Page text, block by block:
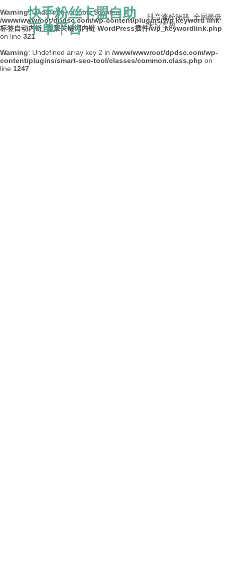
Warning: Undefined variable $content in
/www/wwwroot/dpdsc.com/wp-content/plugins/Wp keyword link
标签自动内链_文章关键词内链 WordPress插件/wp_keywordlink.php
on line 321
Warning: Undefined array key 2 in /www/wwwroot/dpdsc.com/wp-
content/plugins/smart-seo-tool/classes/common.class.php on
line 1247
快手粉丝卡盟自助
下单平台
抖音涨粉秘籍_全网最低
卡盟官网